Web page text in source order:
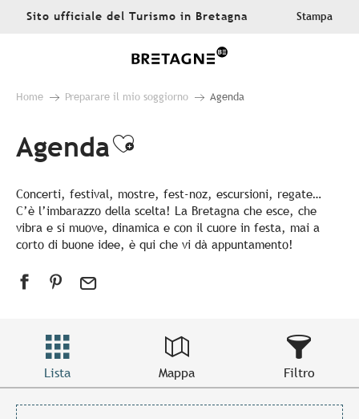
AllerSito ufficiale del Turismo in Bretagna Stampa
Home Preparare il mio soggiorno Agenda
AgendaAjouter aux favoris
Concerti, festival, mostre, fest-noz, escursioni, regate…
C’è l’imbarazzo della scelta! La Bretagna che esce, che
vibra e si muove, dinamica e con il cuore in festa, mai a
corto di buone idee, è qui che vi dà appuntamento!
Lista Mappa Filtro